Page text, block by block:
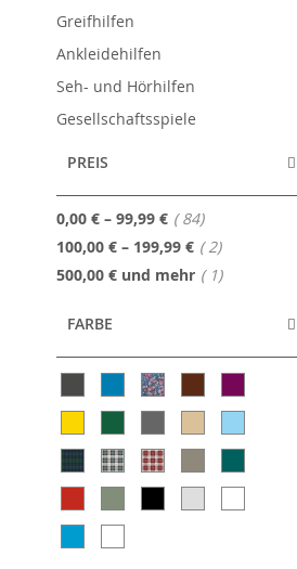
Greifhilfen
Ankleidehilfen
Seh- und Hörhilfen
Gesellschaftsspiele
PREIS
0,00 € – 99,99 € 84Artikel
100,00 € – 199,99 € 2Artikel
500,00 € und mehr 1Artikel
FARBE